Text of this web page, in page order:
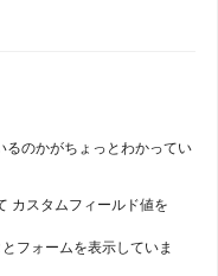
るのかがちょっとわかってい
カスタムフィールド値を
フォームを表示していま